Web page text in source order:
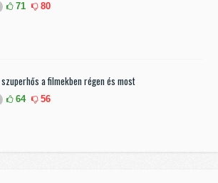
71 80
a filmekben régen és most
64 56